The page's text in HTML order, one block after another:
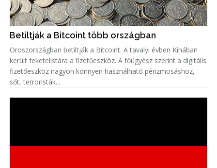
Betiltják a Bitcoint több országban
Oroszországban betiltják a Bitcoint. A tavalyi évben Kínában
került feketelistára a fizetőeszköz. A főügyész szerint a digitális
fizetőeszköz nagyon könnyen használható pénzmosáshoz,
sőt, terroristák...